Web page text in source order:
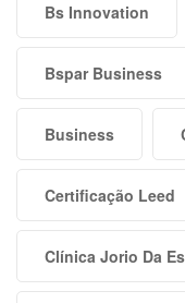
Bs Innovation
Bspar Business
Business
Certificação Leed
Clínica Jorio Da